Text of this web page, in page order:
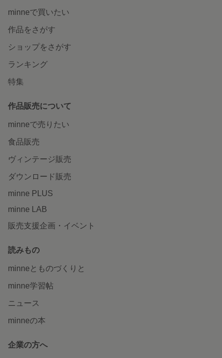
minneで買いたい
作品をさがす
ショップをさがす
ランキング
特集
作品販売について
minneで売りたい
食品販売
ヴィンテージ販売
ダウンロード販売
minne PLUS
minne LAB
販売支援企画・イベント
読みもの
minneとものづくりと
minne学習帖
ニュース
minneの本
企業の方へ